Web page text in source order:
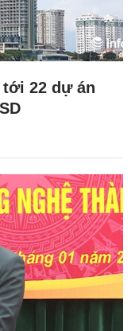
tới 22 dự án